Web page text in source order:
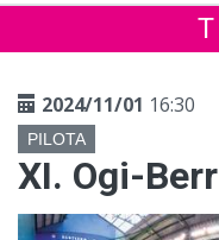
2024/11/01 16:30
PILOTA
XI. Ogi-